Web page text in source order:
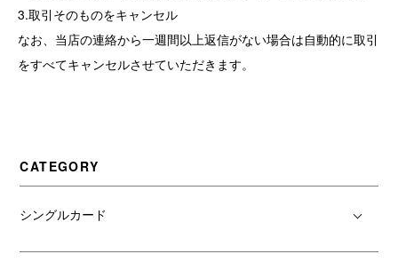
3.取引そのものをキャンセル
なお、当店の連絡から一週間以上返信がない場合は自動的に取引
をすべてキャンセルさせていただきます。
CATEGORY
シングルカード